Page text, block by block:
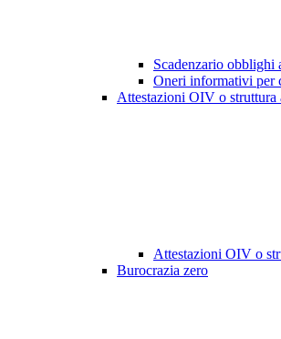
Scadenzario obblighi
Oneri informativi per
Attestazioni OIV o struttura
Attestazioni OIV o
Burocrazia zero